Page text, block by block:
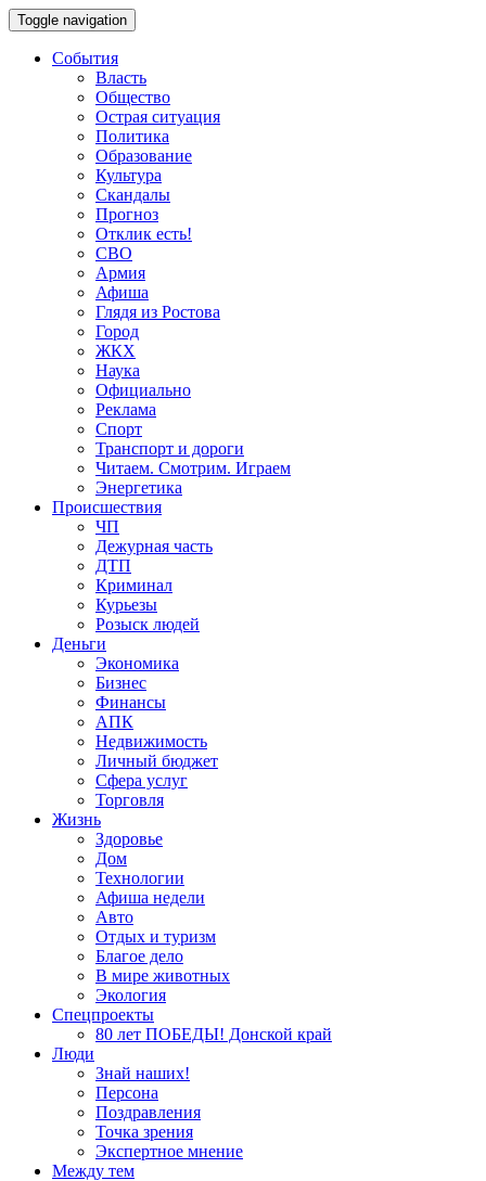
Toggle navigation
События
Власть
Общество
Острая ситуация
Политика
Образование
Культура
Скандалы
Прогноз
Отклик есть!
СВО
Армия
Афиша
Глядя из Ростова
Город
ЖКХ
Наука
Официально
Реклама
Спорт
Транспорт и дороги
Читаем. Смотрим. Играем
Энергетика
Происшествия
ЧП
Дежурная часть
ДТП
Криминал
Курьезы
Розыск людей
Деньги
Экономика
Бизнес
Финансы
АПК
Недвижимость
Личный бюджет
Сфера услуг
Торговля
Жизнь
Здоровье
Дом
Технологии
Афиша недели
Авто
Отдых и туризм
Благое дело
В мире животных
Экология
Спецпроекты
80 лет ПОБЕДЫ! Донской край
Люди
Знай наших!
Персона
Поздравления
Точка зрения
Экспертное мнение
Между тем